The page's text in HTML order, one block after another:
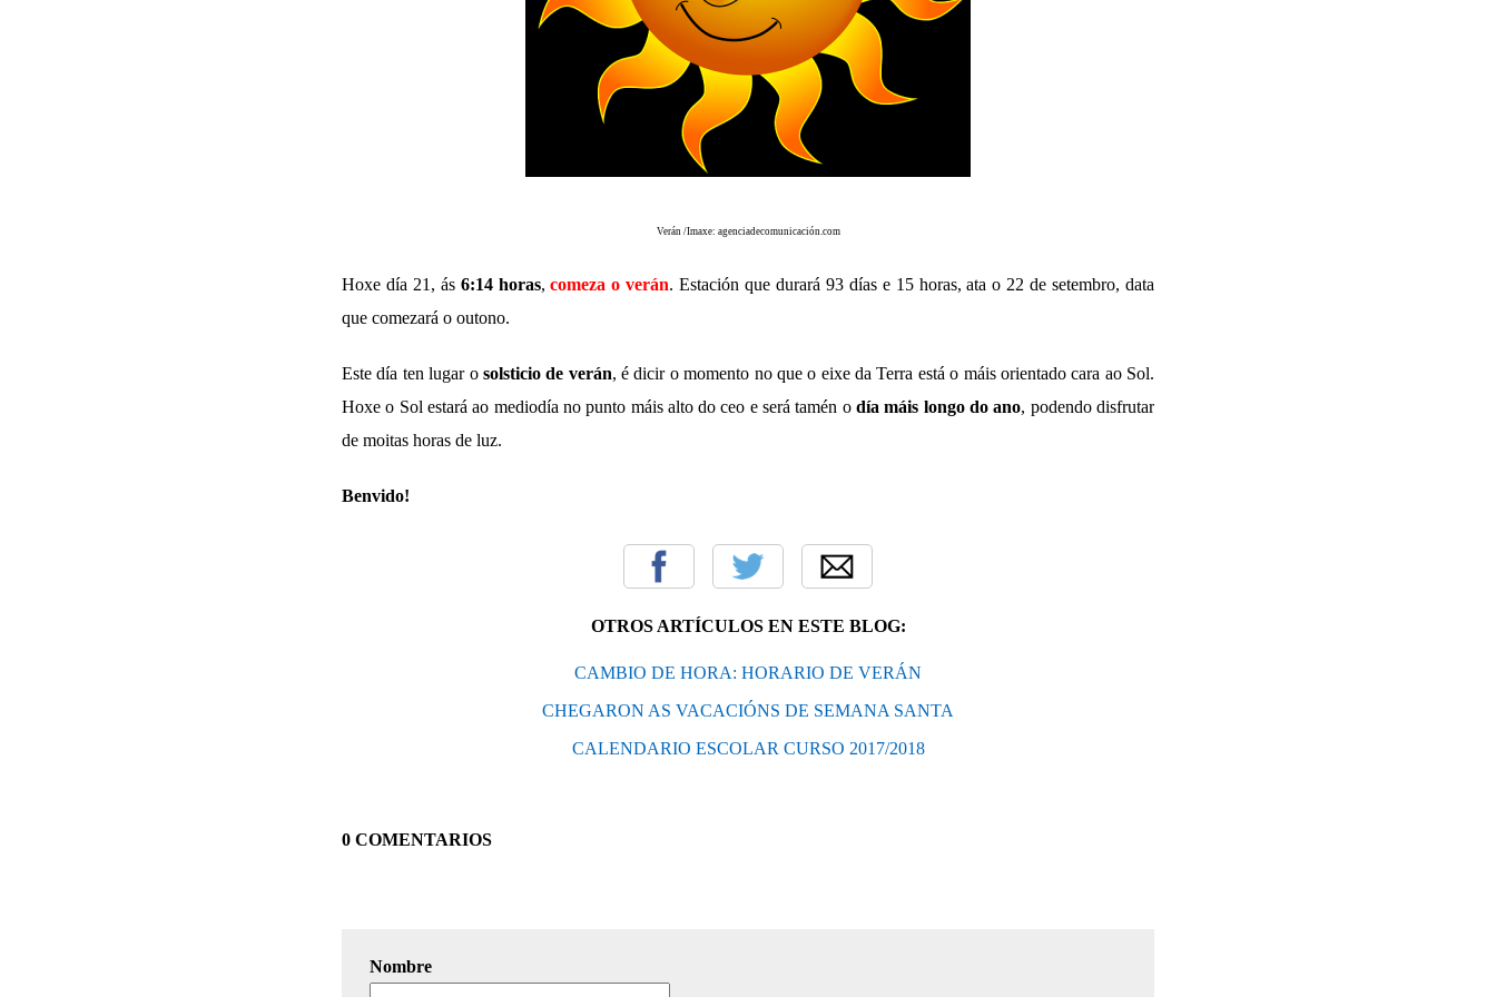
Verán /Imaxe: agenciadecomunicación.com
Hoxe día 21, ás6:14 horas,comeza o verán. Estación que durará 93 días e 15 horas, ata o 22 de setembro, data
que comezará o outono.
Este día ten lugar osolsticio de verán, é dicir o momento no que o eixe da Terra está o máis orientado cara ao Sol.
Hoxe o Sol estará ao mediodía no punto máis alto do ceo e será tamén odía máis longo do ano, podendo disfrutar
de moitas horas de luz.
Benvido!
OTROS ARTÍCULOS EN ESTE BLOG:
CAMBIO DE HORA: HORARIO DE VERÁN
CHEGARON AS VACACIÓNS DE SEMANA SANTA
CALENDARIO ESCOLAR CURSO 2017/2018
0 COMENTARIOS
Nombre